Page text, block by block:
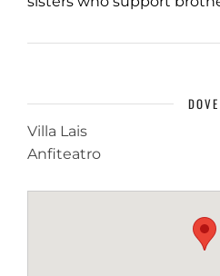
DOVE
Villa Lais
Anfiteatro